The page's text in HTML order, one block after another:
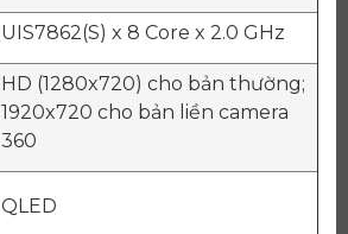
UIS7862(S) x 8 Core x 2.0 GHz
HD (1280x720) cho bản thường;
1920x720 cho bản liền camera
360
QLED